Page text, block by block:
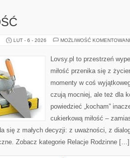
LUT - 6 - 2026 MOŻLIWOŚĆ
Lovsy.pl to przestrzeń
miłość przenika się z
momenty w coś
czują mocniej, ale też dla
powiedzieć „kocham”
cukierkową miłość –
się z małych decyzji: z uważności, z
Zobacz kategorie Relacje Rodzinne […]